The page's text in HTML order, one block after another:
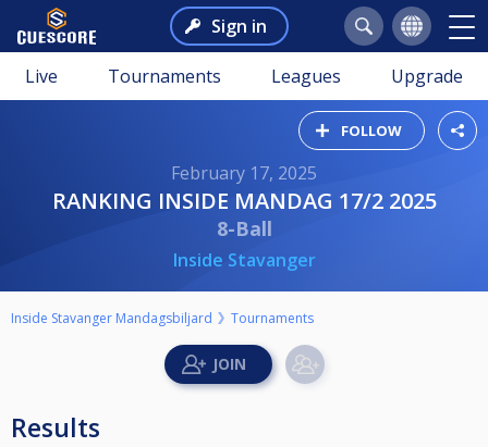
Sign in
Live Tournaments Leagues Upgrade
FOLLOW
February 17, 2025
RANKING INSIDE MANDAG 17/2 2025
8-Ball
Inside Stavanger
Inside Stavanger Mandagsbiljard Tournaments
Results